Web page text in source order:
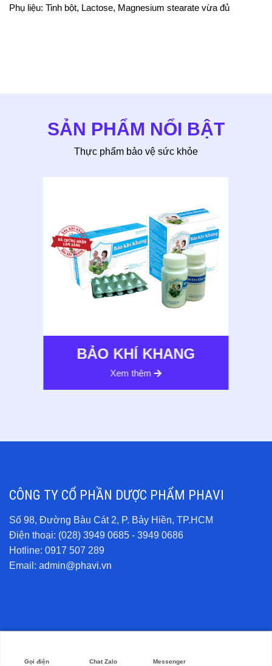
Phụ liệu: Tinh bột, Lactose, Magnesium stearate vừa đủ
SẢN PHẨM NỔI BẬT
Thực phẩm bảo vệ sức khỏe
BẢO KHÍ KHANG
Xem thêm
CÔNG TY CỔ PHẦN DƯỢC PHẨM PHAVI
Số 98, Đường Bàu Cát 2, P. Bảy Hiền, TP.HCM
Điện thoại: (028) 3949 0685 - 3949 0686
Hotline: 0917 507 289
Email: admin@phavi.vn
Gọi điện Chat Zalo Messenger